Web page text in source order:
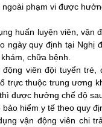
phạm vi được
huấn luyện viên, vận
ngày quy định tại Nghị
chữa bệnh.
viên đội tuyển trẻ,
trực thuộc trung ương
được hưởng chế độ
hiểm y tế theo quy
vận động viên chi